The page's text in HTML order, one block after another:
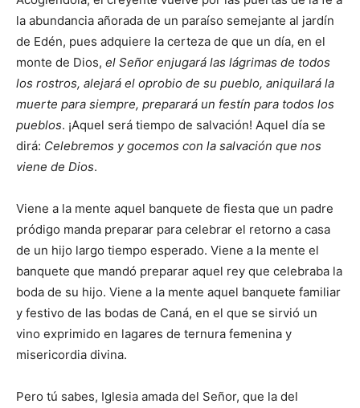
la abundancia añorada de un paraíso semejante al jardín
de Edén, pues adquiere la certeza de que un día, en el
monte de Dios, el Señor enjugará las lágrimas de todos
los rostros, alejará el oprobio de su pueblo, aniquilará la
muerte para siempre, preparará un festín para todos los
pueblos. ¡Aquel será tiempo de salvación! Aquel día se
dirá: Celebremos y gocemos con la salvación que nos
viene de Dios.
Viene a la mente aquel banquete de fiesta que un padre
pródigo manda preparar para celebrar el retorno a casa
de un hijo largo tiempo esperado. Viene a la mente el
banquete que mandó preparar aquel rey que celebraba la
boda de su hijo. Viene a la mente aquel banquete familiar
y festivo de las bodas de Caná, en el que se sirvió un
vino exprimido en lagares de ternura femenina y
misericordia divina.
Pero tú sabes, Iglesia amada del Señor, que la del